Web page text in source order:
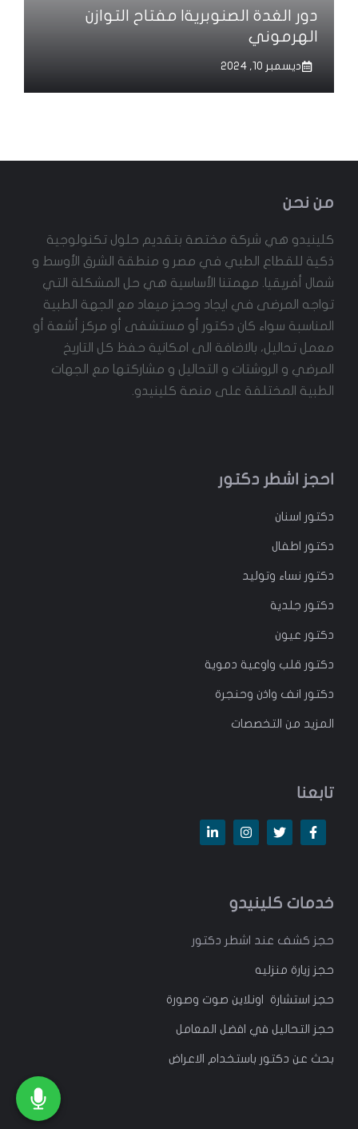
دور الغدة الصنوبرية| مفتاح التوازن
الهرموني
ديسمبر 10, 2024
من نحن
كلينيدو هي شركة مختصة بتقديم حلول تكنولوجية
ذكية للقطاع الطبي في مصر و منطقة الشرق الأوسط و
شمال أفريقيا. مهمتنا الأساسية هي حل المشكلة التي
تواجه المرضى في ايجاد وحجز ميعاد مع الجهة الطبية
المناسبة سواء كان دكتور أو مستشفى أو مركز أشعة أو
معمل تحاليل، بالاضافة الى امكانية حفظ كل التاريخ
المرضي و الروشتات و التحاليل و مشاركتها مع الجهات
الطبية المختلفة على منصة كلينيدو.
احجز اشطر دكتور
دكتور اسنان
دكتور اطفال
دكتور نساء وتوليد
دكتور جلدية
دكتور عيون
دكتور قلب واوعية دموية
دكتور انف واذن وحنجرة
المزيد من التخصصات
تابعنا
خدمات كلينيدو
حجز كشف عند اشطر دكتور
حجز زيارة منزليه
حجز استشارة اونلاين صوت وصورة
حجز التحاليل في افضل المعامل
بحث عن دكتور باستخدام الاعراض